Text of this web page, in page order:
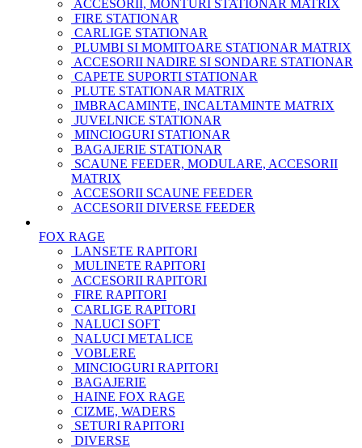
ACCESORII, MONTURI STATIONAR MATRIX
FIRE STATIONAR
CARLIGE STATIONAR
PLUMBI SI MOMITOARE STATIONAR MATRIX
ACCESORII NADIRE SI SONDARE STATIONAR
CAPETE SUPORTI STATIONAR
PLUTE STATIONAR MATRIX
IMBRACAMINTE, INCALTAMINTE MATRIX
JUVELNICE STATIONAR
MINCIOGURI STATIONAR
BAGAJERIE STATIONAR
SCAUNE FEEDER, MODULARE, ACCESORII
MATRIX
ACCESORII SCAUNE FEEDER
ACCESORII DIVERSE FEEDER
FOX RAGE
LANSETE RAPITORI
MULINETE RAPITORI
ACCESORII RAPITORI
FIRE RAPITORI
CARLIGE RAPITORI
NALUCI SOFT
NALUCI METALICE
VOBLERE
MINCIOGURI RAPITORI
BAGAJERIE
HAINE FOX RAGE
CIZME, WADERS
SETURI RAPITORI
DIVERSE